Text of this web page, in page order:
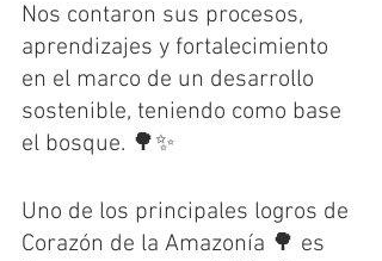
Nos contaron sus procesos,
aprendizajes y fortalecimiento
en el marco de un desarrollo
sostenible, teniendo como base
el bosque. 🌳✨
Uno de los principales logros de
Corazón de la Amazonía 🌳 es